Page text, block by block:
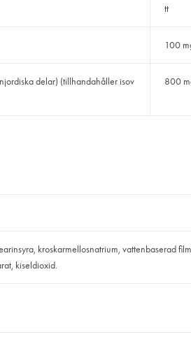
tt
100
delar) (tillhandahåller isov
800
kroskarmellosnatrium, vattenbaserad
kiseldioxid.